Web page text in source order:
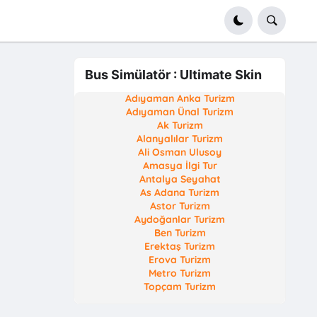
Bus Simülatör : Ultimate Skin
Adıyaman Anka Turizm
Adıyaman Ünal Turizm
Ak Turizm
Alanyalılar Turizm
Ali Osman Ulusoy
Amasya İlgi Tur
Antalya Seyahat
As Adana Turizm
Astor Turizm
Aydoğanlar Turizm
Ben Turizm
Erektaş Turizm
Erova Turizm
Metro Turizm
Topçam Turizm